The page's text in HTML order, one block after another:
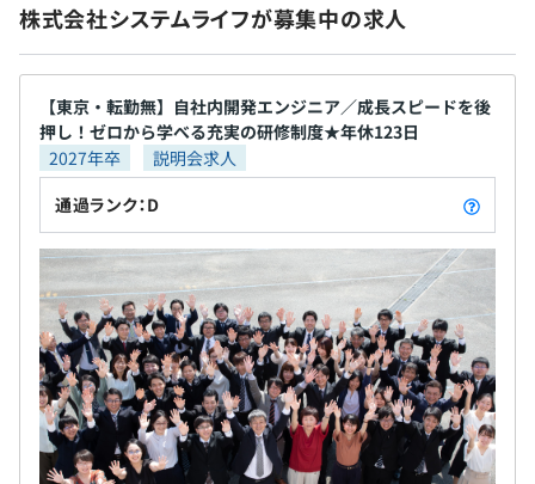
案件の規模にもよりますが、5～10名のチームで働くこと
が多いです。
メンバーが生き生きと働ける環境を整備しています。
エンジニアとして成長しながら働くける取り組みも
多数し、確実なキャリアプランを重ねていただけま
す。 当社の勤続年数5年以上の割合は約50%。そのう
ち入社11年目以上の割合は31%です。居心地のよい
社風で安心して長く働いていただくことができます。
また、男女ともに産休・育休制度も設けており、現
状産休・育休復帰率は100％です。子育て世代の時短
勤務や、夜間システムリリースなどのプロジェクト
事情に合わせたシフト勤務など、状況に応じて勤務
時間を調整できる環境があり、今後もよりよい環境
作りのために改善していく予定です。
株式会社システムライフが募集中の求人
【東京・転勤無】自社内開発エンジニア／成長スピードを後
押し！ゼロから学べる充実の研修制度★年休123日
2027年卒
説明会求人
通過ランク：D